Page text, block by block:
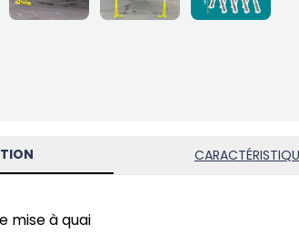
mise à quai